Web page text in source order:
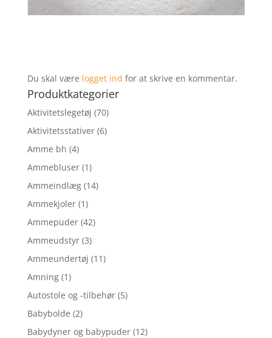
Du skal være logget ind for at skrive en kommentar.
Produktkategorier
Aktivitetslegetøj (70)
Aktivitetsstativer (6)
Amme bh (4)
Ammebluser (1)
Ammeindlæg (14)
Ammekjoler (1)
Ammepuder (42)
Ammeudstyr (3)
Ammeundertøj (11)
Amning (1)
Autostole og -tilbehør (5)
Babybolde (2)
Babydyner og babypuder (12)